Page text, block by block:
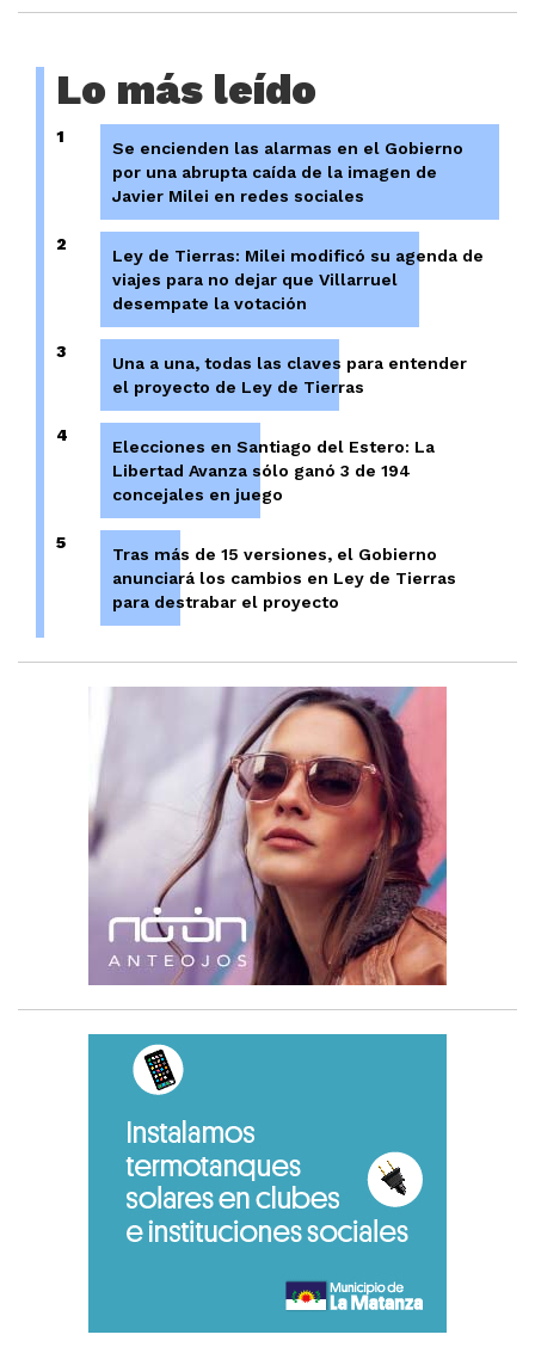
Lo más leído
1
Se encienden las alarmas en el Gobierno
por una abrupta caída de la imagen de
Javier Milei en redes sociales
2
Ley de Tierras: Milei modificó su agenda de
viajes para no dejar que Villarruel
desempate la votación
3
Una a una, todas las claves para entender
el proyecto de Ley de Tierras
4
Elecciones en Santiago del Estero: La
Libertad Avanza sólo ganó 3 de 194
concejales en juego
5
Tras más de 15 versiones, el Gobierno
anunciará los cambios en Ley de Tierras
para destrabar el proyecto